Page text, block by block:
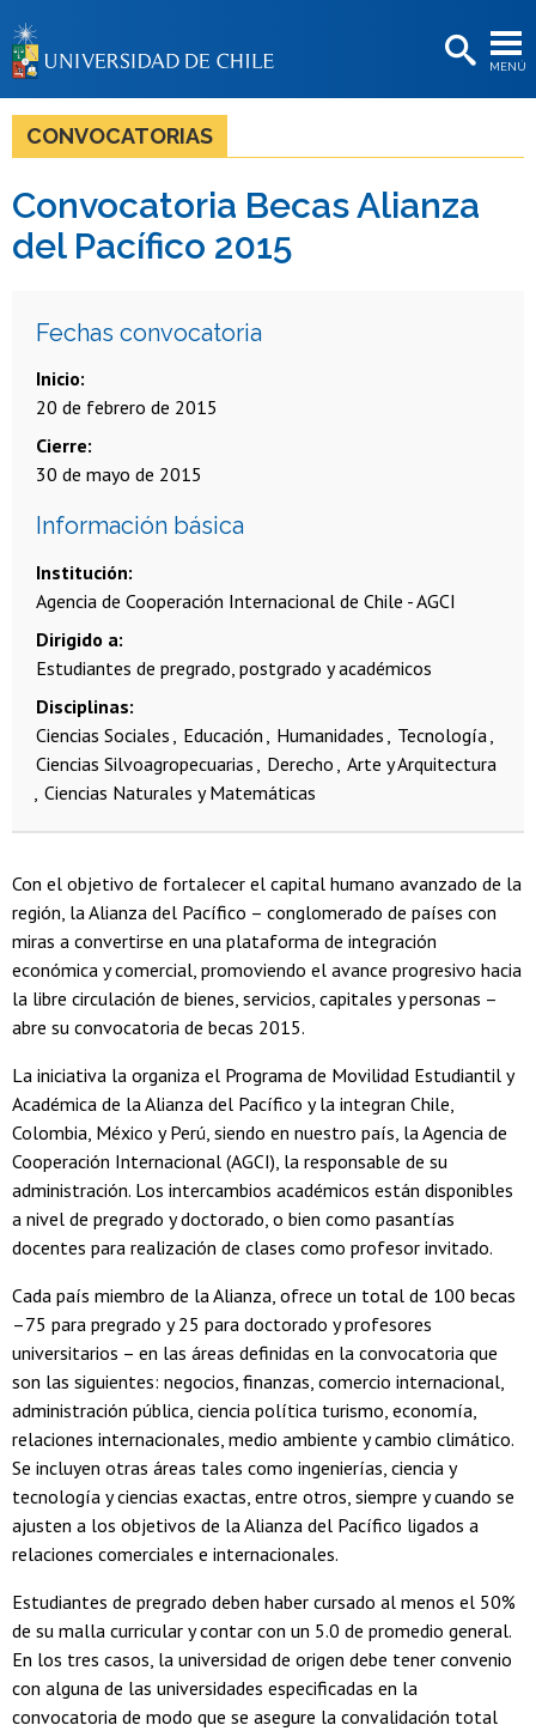
MENÚ
BIBLIOTECAS
LA UNIVERSIDAD
Estudiantes
Académicas/os
Funcionarias/os
CONVOCATORIAS
Convocatoria Becas Alianza
del Pacífico 2015
Fechas convocatoria
Inicio
20 de febrero de 2015
Cierre
30 de mayo de 2015
Información básica
Institución
Agencia de Cooperación Internacional de Chile - AGCI
Dirigido a
Estudiantes de pregrado, postgrado y académicos
Disciplinas
Ciencias Sociales
Educación Humanidades
Tecnología
Ciencias Silvoagropecuarias
Derecho Arte y Arquitectura
Ciencias Naturales y Matemáticas
Con el objetivo de fortalecer el capital humano avanzado de la
región, la Alianza del Pacífico – conglomerado de países con
miras a convertirse en una plataforma de integración
económica y comercial, promoviendo el avance progresivo hacia
la libre circulación de bienes, servicios, capitales y personas –
abre su convocatoria de becas 2015.
La iniciativa la organiza el Programa de Movilidad Estudiantil y
Académica de la Alianza del Pacífico y la integran Chile,
Colombia, México y Perú, siendo en nuestro país, la Agencia de
Cooperación Internacional (AGCI), la responsable de su
administración. Los intercambios académicos están disponibles
a nivel de pregrado y doctorado, o bien como pasantías
docentes para realización de clases como profesor invitado.
Cada país miembro de la Alianza, ofrece un total de 100 becas
­­–75 para pregrado y 25 para doctorado y profesores
universitarios – en las áreas definidas en la convocatoria que
son las siguientes: negocios, finanzas, comercio internacional,
administración pública, ciencia política turismo, economía,
relaciones internacionales, medio ambiente y cambio climático.
Se incluyen otras áreas tales como ingenierías, ciencia y
tecnología y ciencias exactas, entre otros, siempre y cuando se
ajusten a los objetivos de la Alianza del Pacífico ligados a
relaciones comerciales e internacionales.
Estudiantes de pregrado deben haber cursado al menos el 50%
de su malla curricular y contar con un 5.0 de promedio general.
En los tres casos, la universidad de origen debe tener convenio
con alguna de las universidades especificadas en la
convocatoria de modo que se asegure la convalidación total